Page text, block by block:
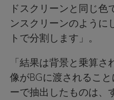
ドスクリーンと同じ色
ンスクリーンのように
トで分割します」。
「結果は背景と乗算
像がBGに渡されるこ
ーで抽出したものは、